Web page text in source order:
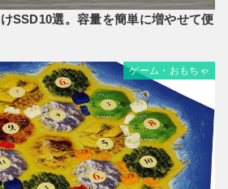
SSD10選。容量を簡単に増やせて便
ゲーム・おもちゃ